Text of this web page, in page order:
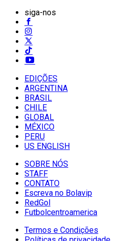
siga-nos
EDIÇÕES
ARGENTINA
BRASIL
CHILE
GLOBAL
MÉXICO
PERU
US ENGLISH
SOBRE NÓS
STAFF
CONTATO
Escreva no Bolavip
RedGol
Futbolcentroamerica
Termos e Condições